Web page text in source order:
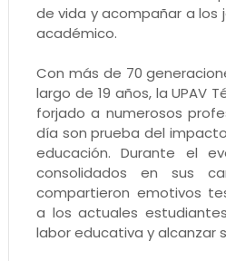
de vida y acompañar a los
académico.
Con más de 70
largo de 19 años, la UPAV
forjado a numerosos
día son prueba del
educación. Durante el
consolidados en sus
compartieron emotivos
a los actuales
labor educativa y alcanzar